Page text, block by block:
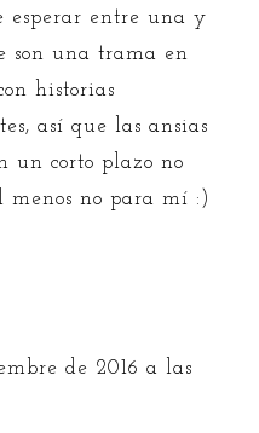
esperar entre una y
son una trama en
historias
así que las ansias
un corto plazo no
menos no para mí :)
de 2016 a las